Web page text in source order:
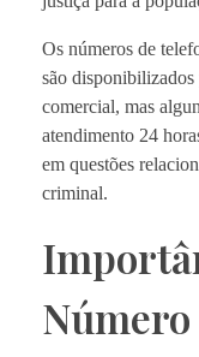
Os números de
são
comercial, mas
atendimento 24
em questões
criminal.